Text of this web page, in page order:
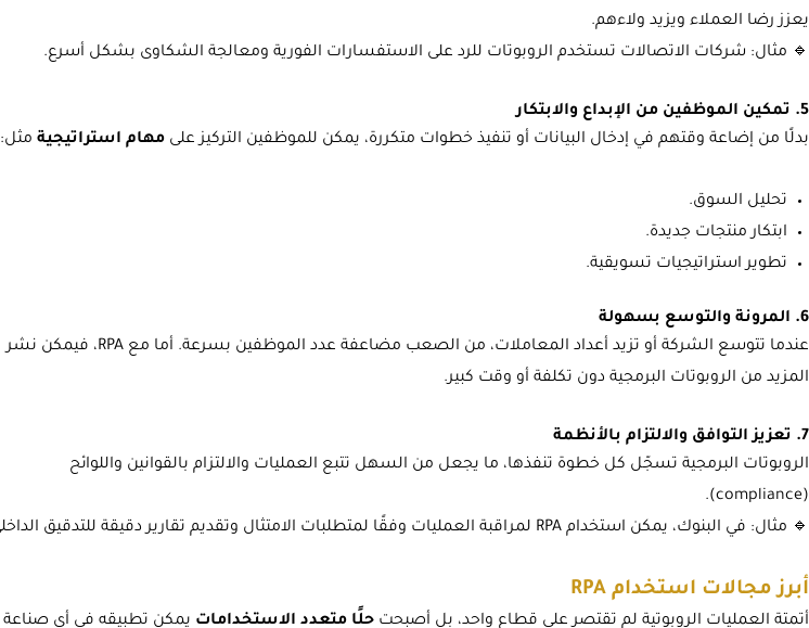
يعزز رضا العملاء ويزيد ولاءهم.
🔹 مثال: شركات الاتصالات تستخدم الروبوتات للرد على الاستفسارات الفورية ومعالجة الشكاوى بشكل أسرع.
5. تمكين الموظفين من الإبداع والابتكار
بدلًا من إضاعة وقتهم في إدخال البيانات أو تنفيذ خطوات متكررة، يمكن للموظفين التركيز على مهام استراتيجية مثل:
تحليل السوق.
ابتكار منتجات جديدة.
تطوير استراتيجيات تسويقية.
6. المرونة والتوسع بسهولة
عندما تتوسع الشركة أو تزيد أعداد المعاملات، من الصعب مضاعفة عدد الموظفين بسرعة. أما مع RPA، فيمكن نشر
المزيد من الروبوتات البرمجية دون تكلفة أو وقت كبير.
7. تعزيز التوافق والالتزام بالأنظمة
الروبوتات البرمجية تسجّل كل خطوة تنفذها، ما يجعل من السهل تتبع العمليات والالتزام بالقوانين واللوائح
(compliance).
🔹 مثال: في البنوك، يمكن استخدام RPA لمراقبة العمليات وفقًا لمتطلبات الامتثال وتقديم تقارير دقيقة للتدقيق الداخلي
أبرز مجالات استخدام RPA
أتمتة العمليات الروبوتية لم تقتصر على قطاع واحد، بل أصبحت حلًا متعدد الاستخدامات يمكن تطبيقه في أي صناعة